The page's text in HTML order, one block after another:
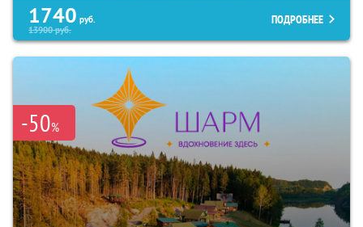
1740 руб.
13900руб.
ПОДРОБНЕЕ
-50%